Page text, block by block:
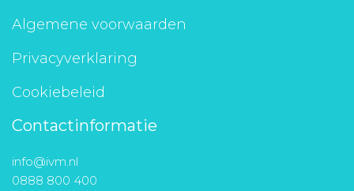
Algemene voorwaarden
Privacyverklaring
Cookiebeleid
Contactinformatie
info@ivm.nl
0888 800 400